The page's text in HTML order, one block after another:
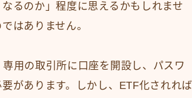
るのか」程度に思えるかもしれませ
はありません。
用の取引所に口座を開設し、パスワ
があります。しかし、ETF化されれば